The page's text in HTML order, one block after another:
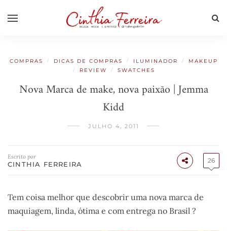
COMPRAS / DICAS DE COMPRAS / ILUMINADOR /
MAKEUP
/
REVIEW / SWATCHES
Nova Marca de make, nova paixão | Jemma
Kidd
JULHO 4, 2011
Escrito por
CINTHIA FERREIRA 26
Tem coisa melhor que descobrir uma nova marca de
maquiagem, linda, ótima e com entrega no Brasil ?